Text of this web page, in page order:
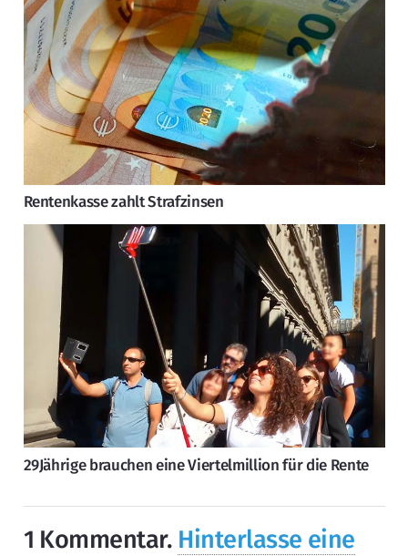
Rentenkasse zahlt Strafzinsen
29Jährige brauchen eine Viertelmillion für die Rente
1 Kommentar. Hinterlasse eine